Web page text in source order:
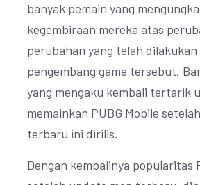
banyak pemain yang
kegembiraan mereka atas
perubahan yang telah dilakukan
pengembang game tersebut.
yang mengaku kembali tertarik
memainkan PUBG Mobile
terbaru ini dirilis.
Dengan kembalinya popularitas